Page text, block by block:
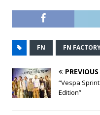
FN FN
PREVIOUS
“Vespa
Edition”